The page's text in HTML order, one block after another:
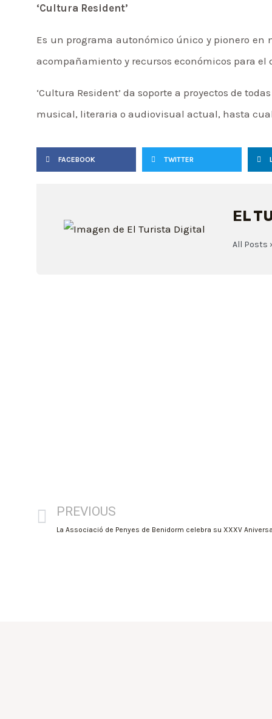
‘Cultura Resident’
Es un programa autonómico único y pionero en
acompañamiento y recursos económicos para el
‘Cultura Resident’ da soporte a proyectos de
musical, literaria o audiovisual actual, hasta
FACEBOOK TWITTER
EL
All Posts
PREVIOUS
La Associació de Penyes de Benidorm celebra su XXXV